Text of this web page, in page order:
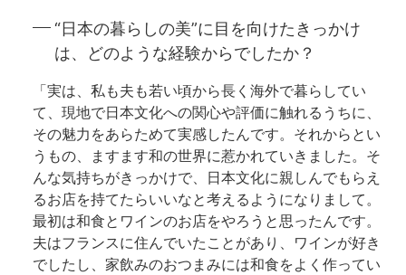
“日本の暮らしの美”に目を向けたきっかけ
は、どのような経験からでしたか？
「実は、私も夫も若い頃から長く海外で暮らしてい
て、現地で日本文化への関心や評価に触れるうちに、
その魅力をあらためて実感したんです。それからとい
うもの、ますます和の世界に惹かれていきました。そ
んな気持ちがきっかけで、日本文化に親しんでもらえ
るお店を持てたらいいなと考えるようになりまして。
最初は和食とワインのお店をやろうと思ったんです。
夫はフランスに住んでいたことがあり、ワインが好き
でしたし、家飲みのおつまみには和食をよく作ってい